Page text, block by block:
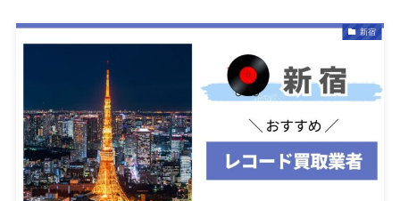
新宿